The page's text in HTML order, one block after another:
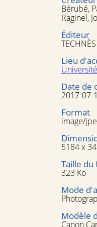
Bérubé,
Raginel,
Éditeur
TECHNÈS
Lieu
Date de
2017-07-
Format
image/
5184 x
Taille du
323 Ko
Mode
Modèle
Canon